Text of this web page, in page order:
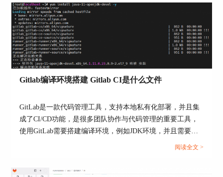
图3：创建配置文件
2、配置Gitlab Runner
Gitlab CI需要搭配【Runner】执行任务。Runner是
一个可以运行在本地服务器或Docker容器中的执行
GitLab安装在不同的服务器时，安装Runner后，需
目中，具体步骤参考GitLab【设置-CI/CD-Runner】
界面的介绍。
Gitlab编译环境搭建 Gitlab CI是什么文件
GitLab是一款代码管理工具，支持本地私有化部署，并且集
成了CI/CD功能，是很多团队协作与代码管理的重要工具，
使用GitLab需要搭建编译环境，例如JDK环境，并且需要知
道CI配置文件是什么。本文将为大家介绍Gitlab编译环境搭
阅读全文 >